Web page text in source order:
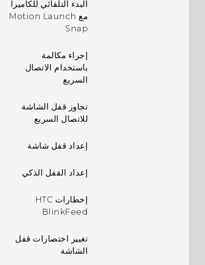
البدء التلقائي للكاميرا
مع Motion Launch
Snap
إجراء مكالمة
باستخدام الاتصال
السريع
تجاوز قفل الشاشة
للاتصال السريع
إعداد قفل شاشة
إعداد القفل الذكي
إخطارات HTC
BlinkFeed
تغيير اختصارات قفل
الشاشة